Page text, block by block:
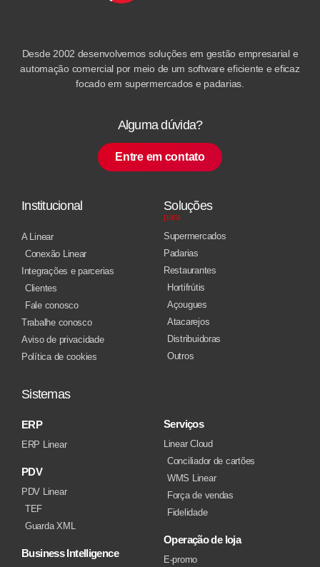
Desde 2002 desenvolvemos soluções em gestão empresarial e
automação comercial por meio de um software eficiente e eficaz
focado em supermercados e padarias.
Alguma dúvida?
Entre em contato
Institucional
A Linear
Conexão Linear
Integrações e parcerias
Clientes
Fale conosco
Trabalhe conosco
Aviso de privacidade
Política de cookies
Soluções
para
Supermercados
Padarias
Restaurantes
Hortifrútis
Açougues
Atacarejos
Distribuidoras
Outros
Sistemas
ERP
ERP Linear
PDV
PDV Linear
TEF
Guarda XML
Business Intelligence
Serviços
Linear Cloud
Conciliador de cartões
WMS Linear
Força de vendas
Fidelidade
Operação de loja
E-promo